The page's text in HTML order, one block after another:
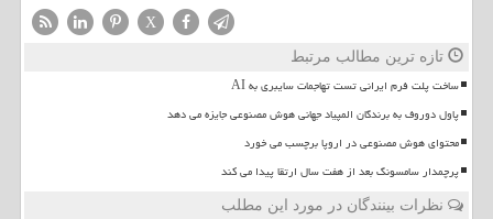
X
تازه ترین مطالب مرتبط
ساخت پلت فرم ایرانی تست تهاجمات سایبری به AI
پاول دوروف به برندگان المپیاد جهانی هوش مصنوعی جایزه می دهد
محتوای هوش مصنوعی در اروپا برچسب می خورد
پرچمدار سامسونگ بعد از هفت سال ارتقا پیدا می کند
نظرات بینندگان در مورد این مطلب